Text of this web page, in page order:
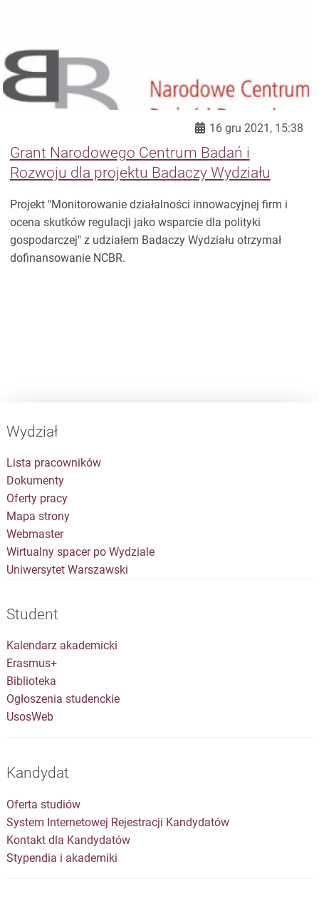
16 gru 2021, 15:38
Grant Narodowego Centrum Badań i
Rozwoju dla projektu Badaczy Wydziału
Projekt "Monitorowanie działalności innowacyjnej firm i
ocena skutków regulacji jako wsparcie dla polityki
gospodarczej" z udziałem Badaczy Wydziału otrzymał
dofinansowanie NCBR.
Wydział
Lista pracowników
Dokumenty
Oferty pracy
Mapa strony
Webmaster
Wirtualny spacer po Wydziale
Uniwersytet Warszawski
Student
Kalendarz akademicki
Erasmus+
Biblioteka
Ogłoszenia studenckie
UsosWeb
Kandydat
Oferta studiów
System Internetowej Rejestracji Kandydatów
Kontakt dla Kandydatów
Stypendia i akademiki